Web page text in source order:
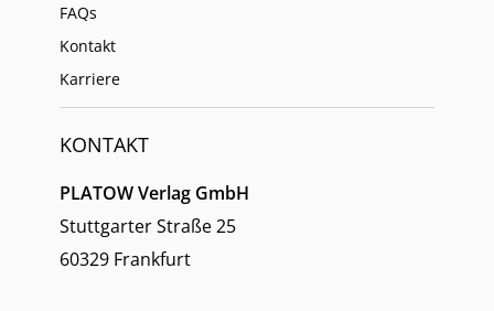
FAQs
Kontakt
Karriere
KONTAKT
PLATOW Verlag GmbH
Stuttgarter Straße 25
60329 Frankfurt